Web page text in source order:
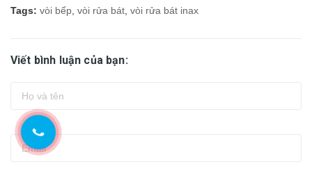
Tags: vòi bếp vòi rửa bát vòi rửa bát inax
Viết bình luận của bạn: